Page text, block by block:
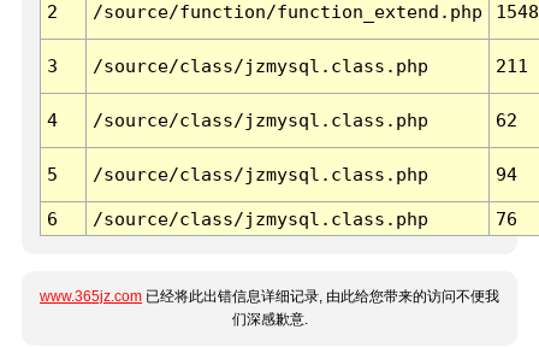
2 /source/function/function_extend.php 1548
3 /source/class/jzmysql.class.php 211
4 /source/class/jzmysql.class.php 62
5 /source/class/jzmysql.class.php 94
6 /source/class/jzmysql.class.php 76
www.365jz.com 已经将此出错信息详细记录, 由此给您带来的访问不便我
们深感歉意.